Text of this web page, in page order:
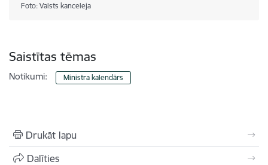
Foto: Valsts kanceleja
Saistītas tēmas
Notikumi: Ministra kalendārs
Drukāt lapu
Dalīties